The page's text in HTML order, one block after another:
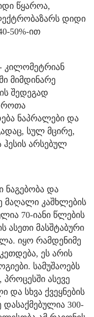
წყაროა,
დიდი
50%-ით
- კილომეტრიან
მიმდინარე
შედეგად
ნაპრალები და
სულ მცირე,
ჰესის არსებულ
ნაგებობა და
კაშხლების
70-იანი წლების
ასეთი მასშტაბური
იყო რამდენიმე
ეს არის
სამუშაოებს
ასევე
და სხვა ქვეყნების
დასაქმებულია 300-